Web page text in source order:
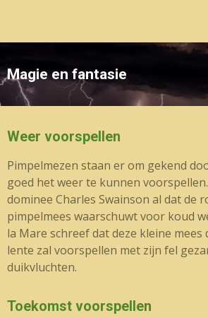
Magie en fantasie
Weer voorspellen
Pimpelmezen staan er om gekend
goed het weer te kunnen
dominee Charles Swainson al dat de
pimpelmees waarschuwt voor koud
la Mare schreef dat deze kleine mees
lente zal voorspellen met zijn fel
duikvluchten.
Toekomst voorspellen